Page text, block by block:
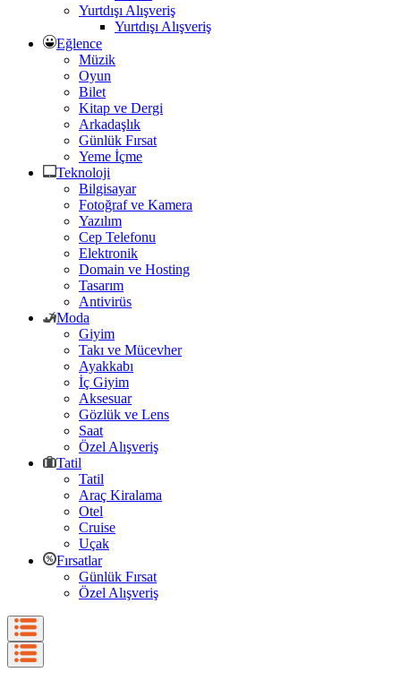
Yurtdışı Alışveriş
Yurtdışı Alışveriş
Eğlence
Müzik
Oyun
Bilet
Kitap ve Dergi
Arkadaşlık
Günlük Fırsat
Yeme İçme
Teknoloji
Bilgisayar
Fotoğraf ve Kamera
Yazılım
Cep Telefonu
Elektronik
Domain ve Hosting
Tasarım
Antivirüs
Moda
Giyim
Takı ve Mücevher
Ayakkabı
İç Giyim
Aksesuar
Gözlük ve Lens
Saat
Özel Alışveriş
Tatil
Tatil
Araç Kiralama
Otel
Cruise
Uçak
Fırsatlar
Günlük Fırsat
Özel Alışveriş